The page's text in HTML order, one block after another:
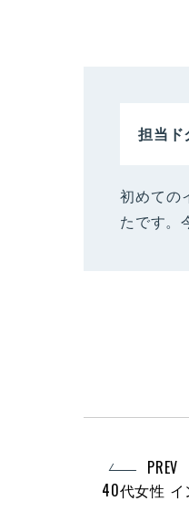
担当ド
初めての
たです。
PREV
40代女性